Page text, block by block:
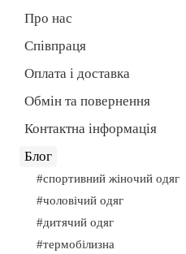
Про нас
Співпраця
Оплата і доставка
Обмін та повернення
Контактна інформація
Блог
#спортивний жіночий одяг
#чоловічий одяг
#дитячий одяг
#термобілизна